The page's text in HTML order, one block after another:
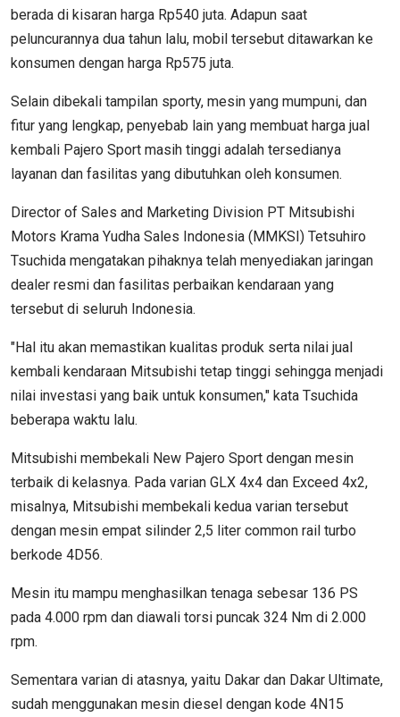
berada di kisaran harga Rp540 juta. Adapun saat
peluncurannya dua tahun lalu, mobil tersebut ditawarkan ke
konsumen dengan harga Rp575 juta.
Selain dibekali tampilan sporty, mesin yang mumpuni, dan
fitur yang lengkap, penyebab lain yang membuat harga jual
kembali Pajero Sport masih tinggi adalah tersedianya
layanan dan fasilitas yang dibutuhkan oleh konsumen.
Director of Sales and Marketing Division PT Mitsubishi
Motors Krama Yudha Sales Indonesia (MMKSI) Tetsuhiro
Tsuchida mengatakan pihaknya telah menyediakan jaringan
dealer resmi dan fasilitas perbaikan kendaraan yang
tersebut di seluruh Indonesia.
"Hal itu akan memastikan kualitas produk serta nilai jual
kembali kendaraan Mitsubishi tetap tinggi sehingga menjadi
nilai investasi yang baik untuk konsumen," kata Tsuchida
beberapa waktu lalu.
Mitsubishi membekali New Pajero Sport dengan mesin
terbaik di kelasnya. Pada varian GLX 4x4 dan Exceed 4x2,
misalnya, Mitsubishi membekali kedua varian tersebut
dengan mesin empat silinder 2,5 liter common rail turbo
berkode 4D56.
Mesin itu mampu menghasilkan tenaga sebesar 136 PS
pada 4.000 rpm dan diawali torsi puncak 324 Nm di 2.000
rpm.
Sementara varian di atasnya, yaitu Dakar dan Dakar Ultimate,
sudah menggunakan mesin diesel dengan kode 4N15